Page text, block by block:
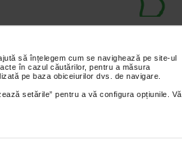
să înțelegem cum se navighează pe site-ul
în cazul căutărilor, pentru a măsura
pe baza obiceiurilor dvs. de navigare.
setările” pentru a vă configura opțiunile. Vă
13 ianuarie 2022
foarte multi
mai mult sau